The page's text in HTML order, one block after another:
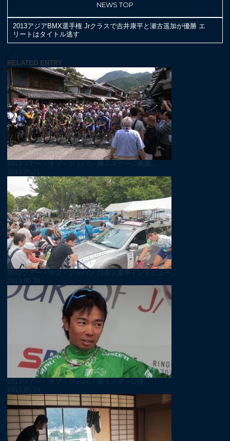
NEWS TOP
2013アジアBMX選手権 Jrクラスで吉井康平と瀬古遥加が優勝 エ
リートはタイトル逃す
;
RELATED ENTRY